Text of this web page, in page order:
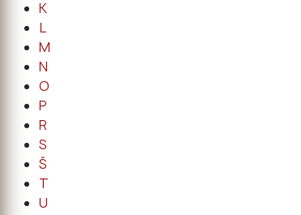
K
L
M
N
O
P
R
S
Š
T
U